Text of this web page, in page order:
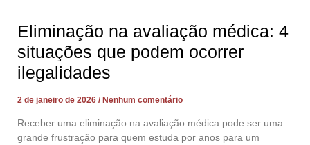
Eliminação na avaliação médica: 4
situações que podem ocorrer
ilegalidades
2 de janeiro de 2026 Nenhum comentário
Receber uma eliminação na avaliação médica pode ser uma
grande frustração para quem estuda por anos para um